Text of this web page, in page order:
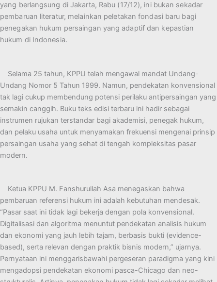
yang berlangsung di Jakarta, Rabu (17/12), ini bukan sekadar
pembaruan literatur, melainkan peletakan fondasi baru bagi
penegakan hukum persaingan yang adaptif dan kepastian
hukum di Indonesia.
Selama 25 tahun, KPPU telah mengawal mandat Undang-
Undang Nomor 5 Tahun 1999. Namun, pendekatan konvensional
tak lagi cukup membendung potensi perilaku antipersaingan yang
semakin canggih. Buku teks edisi terbaru ini hadir sebagai
instrumen rujukan terstandar bagi akademisi, penegak hukum,
dan pelaku usaha untuk menyamakan frekuensi mengenai prinsip
persaingan usaha yang sehat di tengah kompleksitas pasar
modern.
Ketua KPPU M. Fanshurullah Asa menegaskan bahwa
pembaruan referensi hukum ini adalah kebutuhan mendesak.
“Pasar saat ini tidak lagi bekerja dengan pola konvensional.
Digitalisasi dan algoritma menuntut pendekatan analisis hukum
dan ekonomi yang jauh lebih tajam, berbasis bukti (evidence-
based), serta relevan dengan praktik bisnis modern,” ujarnya.
Pernyataan ini menggarisbawahi pergeseran paradigma yang kini
mengadopsi pendekatan ekonomi pasca-Chicago dan neo-